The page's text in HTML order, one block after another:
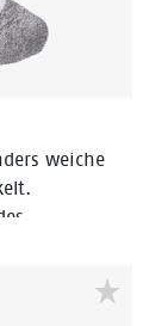
weiche
haben wir